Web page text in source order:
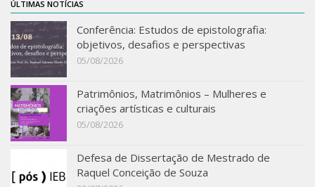
Almanack Braziliense
Cadernos do IEB
Catálogos
Estudos Brasileiros
Guia do IEB
Informe IEB
Livros publicados
MarioScriptor
ÚLTIMAS NOTÍCIAS
Conferência: Estudos de epistolografia:
objetivos, desafios e perspectivas
05/08/2026
Patrimônios, Matrimônios – Mulheres e
criações artísticas e culturais
05/08/2026
Defesa de Dissertação de Mestrado de
Raquel Conceição de Souza